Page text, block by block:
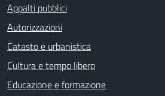
Appalti pubblici
Autorizzazioni
Catasto e urbanistica
Cultura e tempo libero
Educazione e formazione